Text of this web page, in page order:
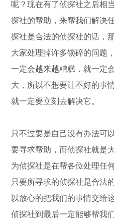
呢？现在有了侦探社之后相
探社的帮助，来帮我们解决
探社是合法的侦探社的话，
大家处理掉许多锁碎的问题
一定会越来越糟糕，就一定
大，所以不想要让不好的事
就一定要立刻去解决它。
只不过要是自己没有办法可
要寻求帮助，而侦探社就是
为侦探社是在帮各位处理任
只要所寻求的侦探社是合法
以放心的把我们的事情交给
侦探社到最后一定能够帮我